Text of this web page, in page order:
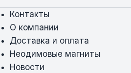
Контакты
О компании
Доставка и оплата
Неодимовые магниты
Новости